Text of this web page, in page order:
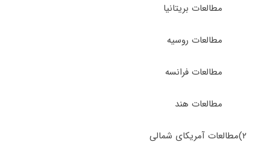
مطالعات بریتانیا
مطالعات روسیه
مطالعات فرانسه
مطالعات هند
۲)‌مطالعات آمریکای شمالی